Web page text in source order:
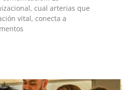
cual arterias que
vital, conecta a